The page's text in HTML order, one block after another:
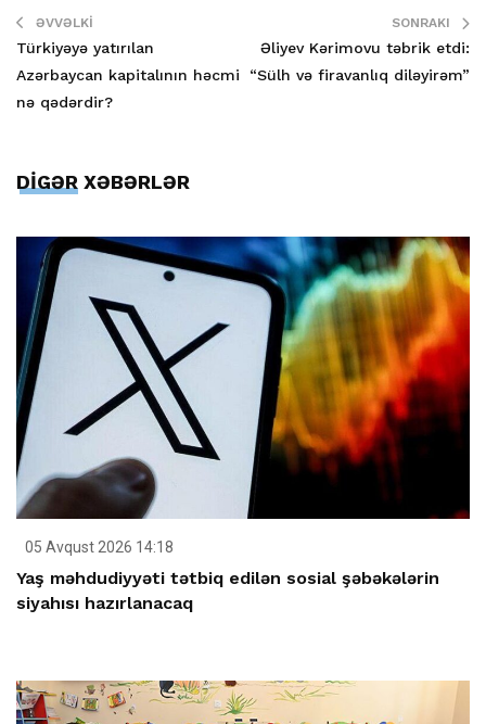
ƏVVƏLKI
Türkiyəyə yatırılan
Azərbaycan kapitalının həcmi
nə qədərdir?
SONRAKI
Əliyev Kərimovu təbrik etdi:
“Sülh və firavanlıq diləyirəm”
DİGƏR XƏBƏRLƏR
05 Avqust 2026 14:18
Yaş məhdudiyyəti tətbiq edilən sosial şəbəkələrin
siyahısı hazırlanacaq